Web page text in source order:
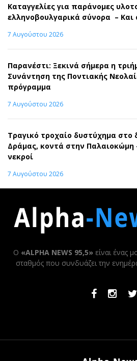
Καταγγελίες για παράνομες
ελληνοβουλγαρικά σύνορα – Και
7 Αυγούστου 2026
Παρανέστι: Ξεκινά σήμερα η
Συνάντηση της Ποντιακής
πρόγραμμα
7 Αυγούστου 2026
Τραγικό τροχαίο δυστύχημα στο
Δράμας, κοντά στην Παλαιοκώμη
νεκροί
7 Αυγούστου 2026
Ο «ALPHA NEWS 95,5» είναι ένας
σταθμός που συνδυάζει την
Facebook